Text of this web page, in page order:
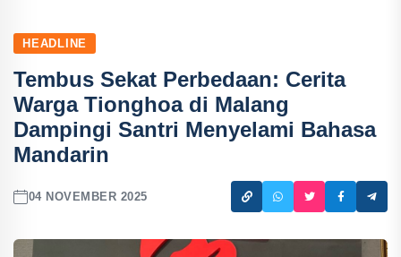
HEADLINE
Tembus Sekat Perbedaan: Cerita
Warga Tionghoa di Malang
Dampingi Santri Menyelami Bahasa
Mandarin
04 NOVEMBER 2025